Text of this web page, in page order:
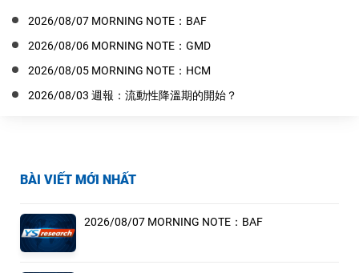
BÀI VIẾT MỚI NHẤT
2026/08/07 MORNING NOTE：BAF
2026/08/07 MORNING NOTE：BAF
2026/08/06 MORNING NOTE：GMD
2026/08/05 MORNING NOTE：HCM
2026/08/03 週報：流動性降溫期的開始？